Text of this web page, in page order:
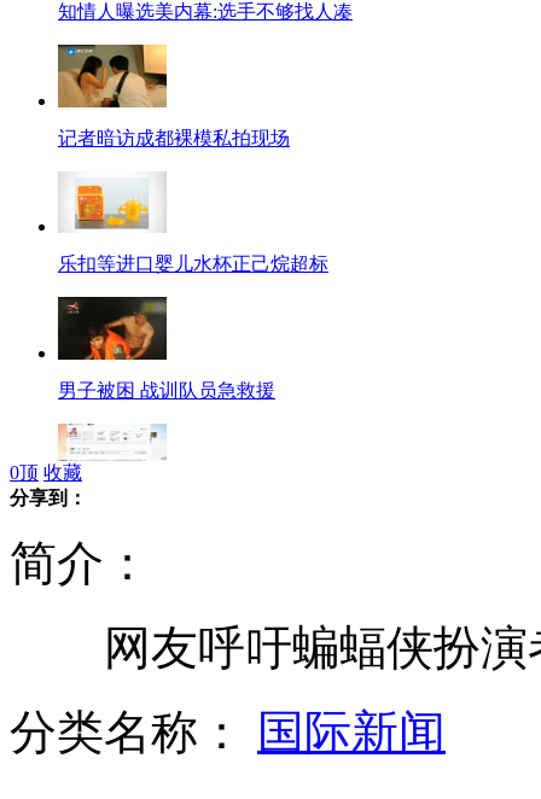
知情人曝选美内幕:选手不够找人凑
记者暗访成都裸模私拍现场
乐扣等进口婴儿水杯正己烷超标
男子被困 战训队员急救援
男子徒手爬上高塔拍莫斯科美景
0顶 收藏
分享到：
简介：
网友呼吁蝙蝠侠扮演
分类名称：
国际新闻